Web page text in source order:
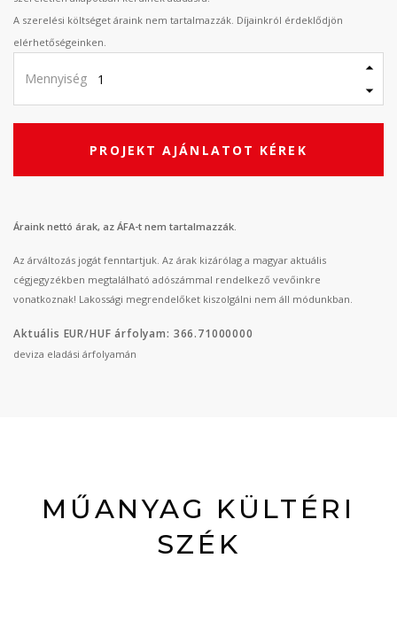
A szerelési költséget áraink nem tartalmazzák. Díjainkról érdeklődjön
elérhetőségeinken.
Mennyiség
PROJEKT AJÁNLATOT KÉREK
Áraink nettó árak, az ÁFA-t nem tartalmazzák.
Az árváltozás jogát fenntartjuk. Az árak kizárólag a magyar aktuális
cégjegyzékben megtalálható adószámmal rendelkező vevőinkre
vonatkoznak! Lakossági megrendelőket kiszolgálni nem áll módunkban.
Aktuális EUR/HUF árfolyam: 366.71000000
deviza eladási árfolyamán
MŰANYAG KÜLTÉRI
SZÉK